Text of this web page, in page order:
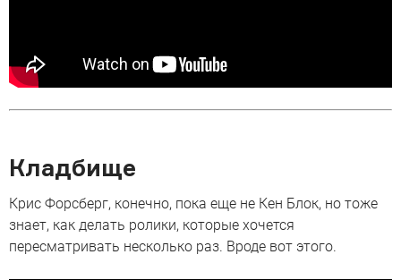
Кладбище
Крис Форсберг, конечно, пока еще не Кен Блок, но тоже
знает, как делать ролики, которые хочется
пересматривать несколько раз. Вроде вот этого.